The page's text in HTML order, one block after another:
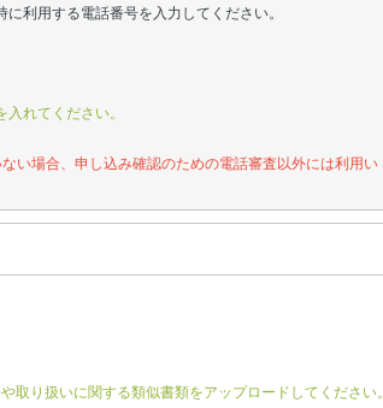
利用する電話番号を入力してください。
れてください。
い場合、申し込み確認のための電話審査以外には利用い
り扱いに関する類似書類をアップロードしてください。